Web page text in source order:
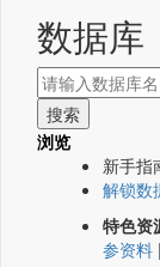
数据库
浏览
新手指
解锁数
特色资
参资料 |